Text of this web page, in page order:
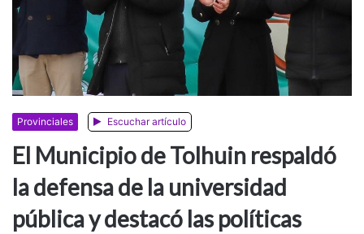
Provinciales Escuchar artículo
El Municipio de Tolhuin respaldó
la defensa de la universidad
pública y destacó las políticas